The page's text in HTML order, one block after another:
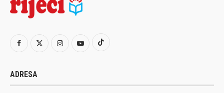
ADRESA